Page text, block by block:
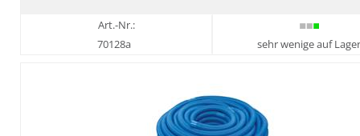
Art.-Nr.:
70128a
sehr wenige auf Lager